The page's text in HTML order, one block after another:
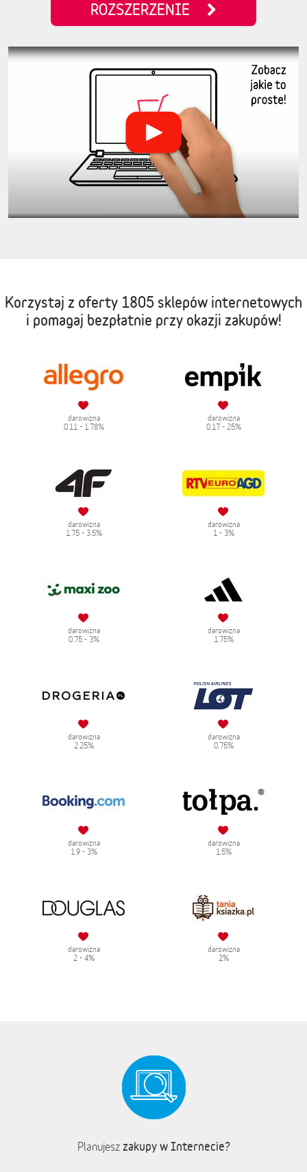
ROZSZERZENIE
Korzystaj z oferty 1805 sklepów internetowych
i pomagaj bezpłatnie przy okazji zakupów!
darowizna
0.11 - 1.78%
darowizna
0.17 - 25%
darowizna
1.75 - 3.5%
darowizna
1 - 3%
darowizna
0.75 - 3%
darowizna
1.75%
darowizna
2.25%
darowizna
0.75%
darowizna
1.9 - 3%
darowizna
1.5%
darowizna
2 - 4%
darowizna
2%
Planujesz zakupy w Internecie?